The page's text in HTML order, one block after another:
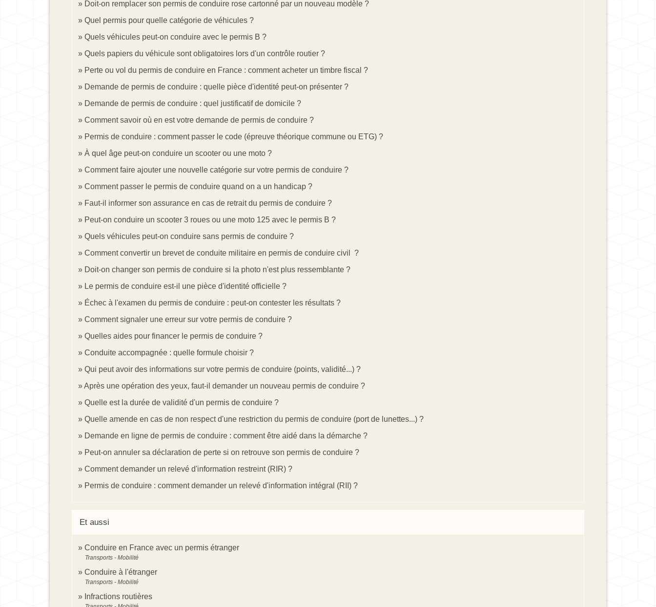
Doit-on remplacer son permis de conduire rose cartonné par un nouveau modèle ?
Quel permis pour quelle catégorie de véhicules ?
Quels véhicules peut-on conduire avec le permis B ?
Quels papiers du véhicule sont obligatoires lors d'un contrôle routier ?
Perte ou vol du permis de conduire en France : comment acheter un timbre fiscal ?
Demande de permis de conduire : quelle pièce d'identité peut-on présenter ?
Demande de permis de conduire : quel justificatif de domicile ?
Comment savoir où en est votre demande de permis de conduire ?
Permis de conduire : comment passer le code (épreuve théorique commune ou ETG) ?
À quel âge peut-on conduire un scooter ou une moto ?
Comment faire ajouter une nouvelle catégorie sur votre permis de conduire ?
Comment passer le permis de conduire quand on a un handicap ?
Faut-il informer son assurance en cas de retrait du permis de conduire ?
Peut-on conduire un scooter 3 roues ou une moto 125 avec le permis B ?
Quels véhicules peut-on conduire sans permis de conduire ?
Comment convertir un brevet de conduite militaire en permis de conduire civil ?
Doit-on changer son permis de conduire si la photo n'est plus ressemblante ?
Le permis de conduire est-il une pièce d'identité officielle ?
Échec à l'examen du permis de conduire : peut-on contester les résultats ?
Comment signaler une erreur sur votre permis de conduire ?
Quelles aides pour financer le permis de conduire ?
Conduite accompagnée : quelle formule choisir ?
Qui peut avoir des informations sur votre permis de conduire (points, validité...) ?
Après une opération des yeux, faut-il demander un nouveau permis de conduire ?
Quelle est la durée de validité d'un permis de conduire ?
Quelle amende en cas de non respect d'une restriction du permis de conduire (port de lunettes...) ?
Demande en ligne de permis de conduire : comment être aidé dans la démarche ?
Peut-on annuler sa déclaration de perte si on retrouve son permis de conduire ?
Comment demander un relevé d'information restreint (RIR) ?
Permis de conduire : comment demander un relevé d'information intégral (RII) ?
Et aussi
Conduire en France avec un permis étranger
Transports - Mobilité
Conduire à l'étranger
Transports - Mobilité
Infractions routières